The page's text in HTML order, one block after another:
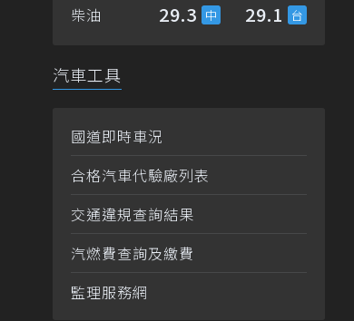
柴油 29.3 29.1
汽車工具
國道即時車況
合格汽車代驗廠列表
交通違規查詢結果
汽燃費查詢及繳費
監理服務網